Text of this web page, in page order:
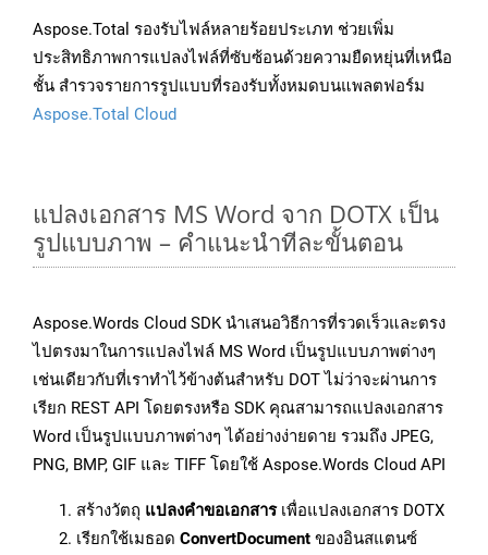
Aspose.Total รองรับไฟล์หลายร้อยประเภท ช่วยเพิ่ม
ประสิทธิภาพการแปลงไฟล์ที่ซับซ้อนด้วยความยืดหยุ่นที่เหนือ
ชั้น สำรวจรายการรูปแบบที่รองรับทั้งหมดบนแพลตฟอร์ม
Aspose.Total Cloud
แปลงเอกสาร MS Word จาก DOTX เป็น
รูปแบบภาพ – คำแนะนำทีละขั้นตอน
Aspose.Words Cloud SDK นำเสนอวิธีการที่รวดเร็วและตรง
ไปตรงมาในการแปลงไฟล์ MS Word เป็นรูปแบบภาพต่างๆ
เช่นเดียวกับที่เราทำไว้ข้างต้นสำหรับ DOT ไม่ว่าจะผ่านการ
เรียก REST API โดยตรงหรือ SDK คุณสามารถแปลงเอกสาร
Word เป็นรูปแบบภาพต่างๆ ได้อย่างง่ายดาย รวมถึง JPEG,
PNG, BMP, GIF และ TIFF โดยใช้ Aspose.Words Cloud API
สร้างวัตถุ แปลงคำขอเอกสารเพื่อแปลงเอกสาร DOTX
เรียกใช้เมธอด ConvertDocument ของอินสแตนซ์